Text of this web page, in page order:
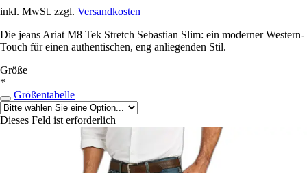
inkl. MwSt. zzgl. Versandkosten
Die jeans Ariat M8 Tek Stretch Sebastian Slim: ein moderner Western-
Touch für einen authentischen, eng anliegenden Stil.
Größe
*
Größentabelle
Dieses Feld ist erforderlich